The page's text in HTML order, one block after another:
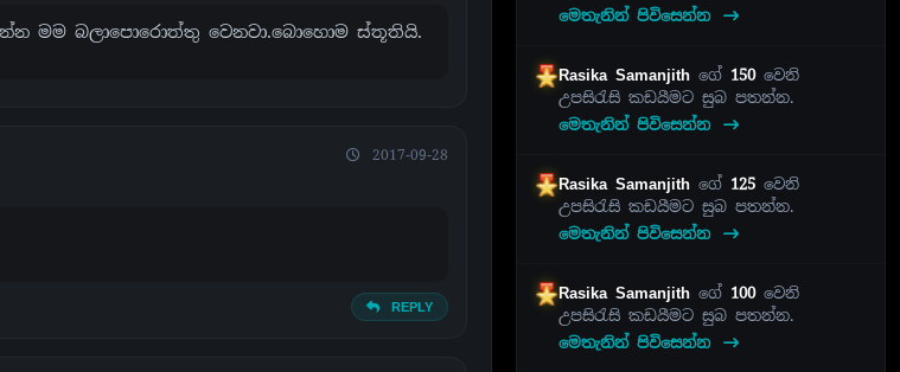
මම බලාපොරොත්තු වෙනවා.බොහොම ස්තූතියි.
2017-09-28
REPLY
මෙතැනින් පිවිසෙන්න
Rasika Samanjithගේ 150වෙනි
උපසිරැසි කඩයීමට සුබ පතන්න.
මෙතැනින් පිවිසෙන්න
Rasika Samanjithගේ 125 වෙනි
උපසිරැසි කඩයීමට සුබ පතන්න.
මෙතැනින් පිවිසෙන්න
Rasika Samanjithගේ 100වෙනි
උපසිරැසි කඩයීමට සුබ පතන්න.
මෙතැනින් පිවිසෙන්න